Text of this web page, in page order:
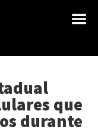
que
durante